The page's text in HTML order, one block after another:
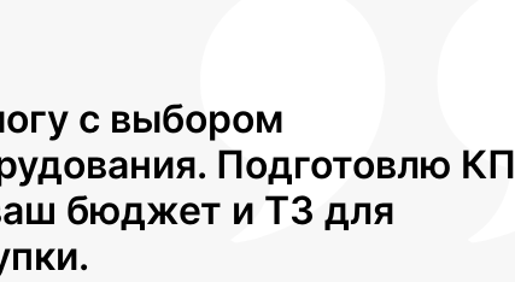
с выбором
Подготовлю КП
бюджет и ТЗ для